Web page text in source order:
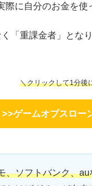
際に自分のお金を使
「重課金者」とな
＼クリックして1分後
>>ゲームオブスロー
、ソフトバンク、